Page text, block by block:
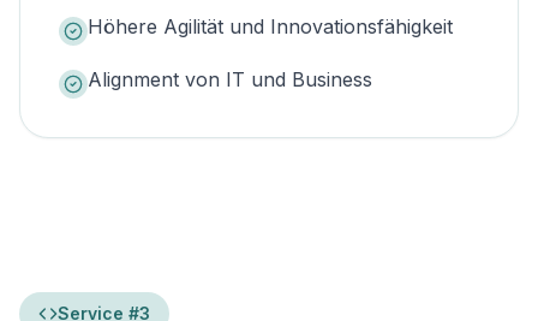
Höhere Agilität und Innovationsfähigkeit
Alignment von IT und Business
Service #3